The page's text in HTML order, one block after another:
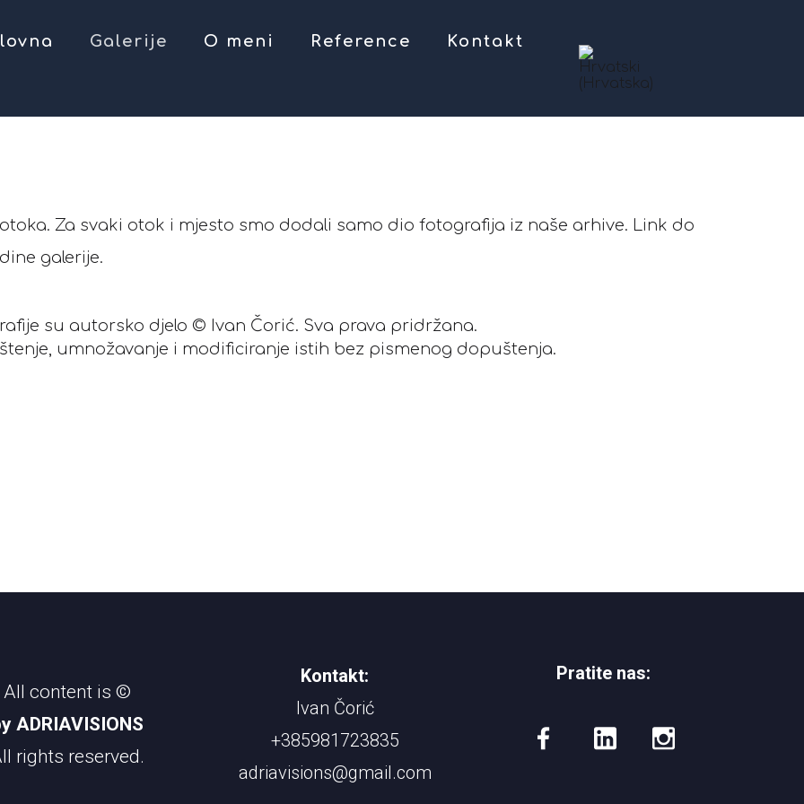
Galerije O meni Reference Kontakt
Za svaki otok i mjesto smo dodali samo dio fotografija iz naše arhive. Link do
galerije.
su autorsko djelo © Ivan Čorić. Sva prava pridržana.
umnožavanje i modificiranje istih bez pismenog dopuštenja.
All content is ©
ADRIAVISIONS
rights reserved.
Kontakt:
Ivan Čorić
+385981723835
adriavisions@gmail.com
Pratite nas: